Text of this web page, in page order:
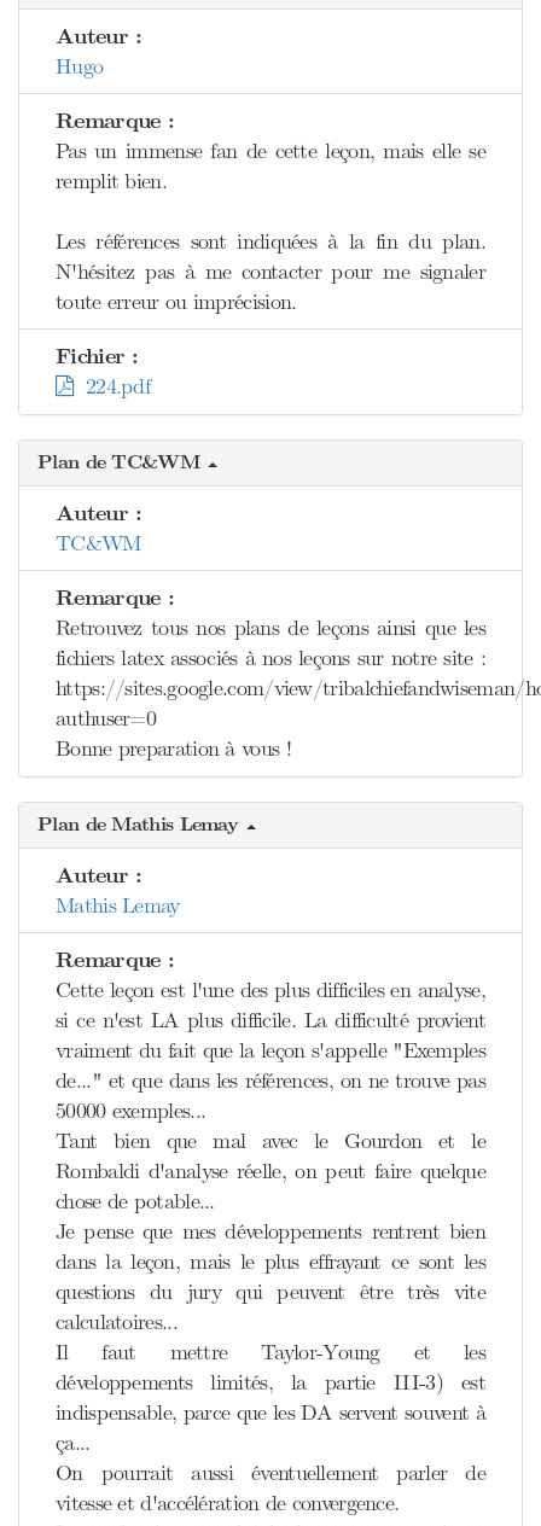
Auteur :
Hugo
Remarque :
Pas un immense fan de cette leçon, mais elle se
remplit bien.
Les références sont indiquées à la fin du plan.
N'hésitez pas à me contacter pour me signaler
toute erreur ou imprécision.
Fichier :
224.pdf
Plan de TC&WM
Auteur :
TC&WM
Remarque :
Retrouvez tous nos plans de leçons ainsi que les
fichiers latex associés à nos leçons sur notre site :
https://sites.google.com/view/tribalchiefandwiseman/
authuser=0
Bonne preparation à vous !
Plan de Mathis Lemay
Auteur :
Mathis Lemay
Remarque :
Cette leçon est l'une des plus difficiles en analyse,
si ce n'est LA plus difficile. La difficulté provient
vraiment du fait que la leçon s'appelle "Exemples
de..." et que dans les références, on ne trouve pas
50000 exemples...
Tant bien que mal avec le Gourdon et le
Rombaldi d'analyse réelle, on peut faire quelque
chose de potable...
Je pense que mes développements rentrent bien
dans la leçon, mais le plus effrayant ce sont les
questions du jury qui peuvent être très vite
calculatoires...
Il faut mettre Taylor-Young et les
développements limités, la partie III-3) est
indispensable, parce que les DA servent souvent à
ça...
On pourrait aussi éventuellement parler de
vitesse et d'accélération de convergence.